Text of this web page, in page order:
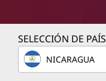
SELECCIÓN DE PAÍS
NICARAGUA